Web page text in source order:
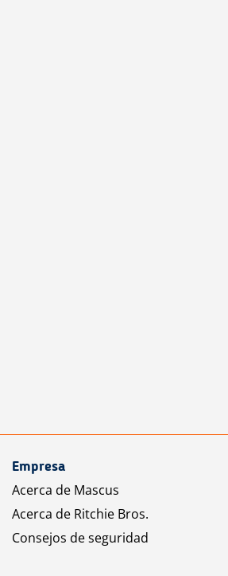
Empresa
Acerca de Mascus
Acerca de Ritchie Bros.
Consejos de seguridad